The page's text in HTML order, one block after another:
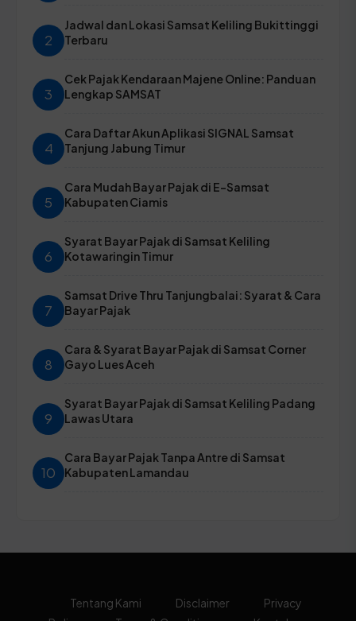
2
Jadwal dan Lokasi Samsat Keliling Bukittinggi
Terbaru
3
Cek Pajak Kendaraan Majene Online: Panduan
Lengkap SAMSAT
4
Cara Daftar Akun Aplikasi SIGNAL Samsat
Tanjung Jabung Timur
5
Cara Mudah Bayar Pajak di E-Samsat
Kabupaten Ciamis
6
Syarat Bayar Pajak di Samsat Keliling
Kotawaringin Timur
7
Samsat Drive Thru Tanjungbalai: Syarat & Cara
Bayar Pajak
8
Cara & Syarat Bayar Pajak di Samsat Corner
Gayo Lues Aceh
9
Syarat Bayar Pajak di Samsat Keliling Padang
Lawas Utara
10
Cara Bayar Pajak Tanpa Antre di Samsat
Kabupaten Lamandau
Tentang Kami Disclaimer
Privacy